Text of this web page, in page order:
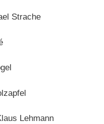
Strache
Lehmann